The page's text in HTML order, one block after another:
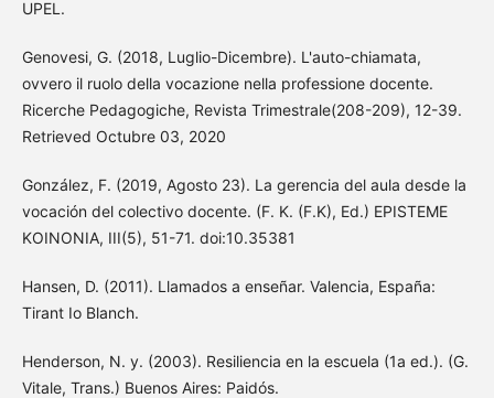
UPEL.
Genovesi, G. (2018, Luglio-Dicembre). L'auto-chiamata,
ovvero il ruolo della vocazione nella professione docente.
Ricerche Pedagogiche, Revista Trimestrale(208-209), 12-39.
Retrieved Octubre 03, 2020
González, F. (2019, Agosto 23). La gerencia del aula desde la
vocación del colectivo docente. (F. K. (F.K), Ed.) EPISTEME
KOINONIA, III(5), 51-71. doi:10.35381
Hansen, D. (2011). Llamados a enseñar. Valencia, España:
Tirant Io Blanch.
Henderson, N. y. (2003). Resiliencia en la escuela (1a ed.). (G.
Vitale, Trans.) Buenos Aires: Paidós.